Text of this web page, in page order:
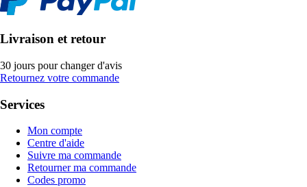
Livraison et retour
30 jours pour changer d'avis
Retournez votre commande
Services
Mon compte
Centre d'aide
Suivre ma commande
Retourner ma commande
Codes promo